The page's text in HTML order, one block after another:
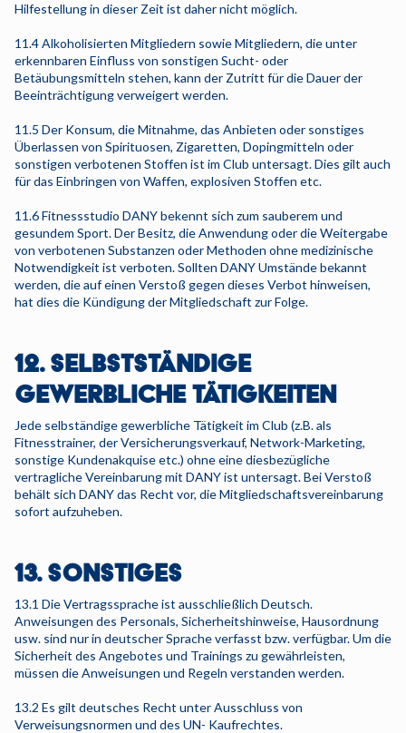
Hilfestellung in dieser Zeit ist daher nicht möglich.
11.4 Alkoholisierten Mitgliedern sowie Mitgliedern, die unter
erkennbaren Einfluss von sonstigen Sucht- oder
Betäubungsmitteln stehen, kann der Zutritt für die Dauer der
Beeinträchtigung verweigert werden.
11.5 Der Konsum, die Mitnahme, das Anbieten oder sonstiges
Überlassen von Spirituosen, Zigaretten, Dopingmitteln oder
sonstigen verbotenen Stoffen ist im Club untersagt. Dies gilt auch
für das Einbringen von Waffen, explosiven Stoffen etc.
11.6 Fitnessstudio DANY bekennt sich zum sauberem und
gesundem Sport. Der Besitz, die Anwendung oder die Weitergabe
von verbotenen Substanzen oder Methoden ohne medizinische
Notwendigkeit ist verboten. Sollten DANY Umstände bekannt
werden, die auf einen Verstoß gegen dieses Verbot hinweisen,
hat dies die Kündigung der Mitgliedschaft zur Folge.
12. SELBSTSTÄNDIGE
GEWERBLICHE TÄTIGKEITEN
Jede selbständige gewerbliche Tätigkeit im Club (z.B. als
Fitnesstrainer, der Versicherungsverkauf, Network-Marketing,
sonstige Kundenakquise etc.) ohne eine diesbezügliche
vertragliche Vereinbarung mit DANY ist untersagt. Bei Verstoß
behält sich DANY das Recht vor, die Mitgliedschaftsvereinbarung
sofort aufzuheben.
13. SONSTIGES
13.1 Die Vertragssprache ist ausschließlich Deutsch.
Anweisungen des Personals, Sicherheitshinweise, Hausordnung
usw. sind nur in deutscher Sprache verfasst bzw. verfügbar. Um die
Sicherheit des Angebotes und Trainings zu gewährleisten,
müssen die Anweisungen und Regeln verstanden werden.
13.2 Es gilt deutsches Recht unter Ausschluss von
Verweisungsnormen und des UN- Kaufrechtes.